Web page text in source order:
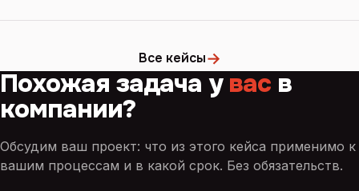
Все кейсы→
Похожая задача увасв
компании?
Обсудим ваш проект: что из этого кейса применимо к
вашим процессам и в какой срок. Без обязательств.